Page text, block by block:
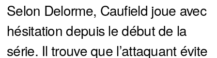
Selon Delorme, Caufield joue avec
hésitation depuis le début de la
série. Il trouve que l’attaquant évite